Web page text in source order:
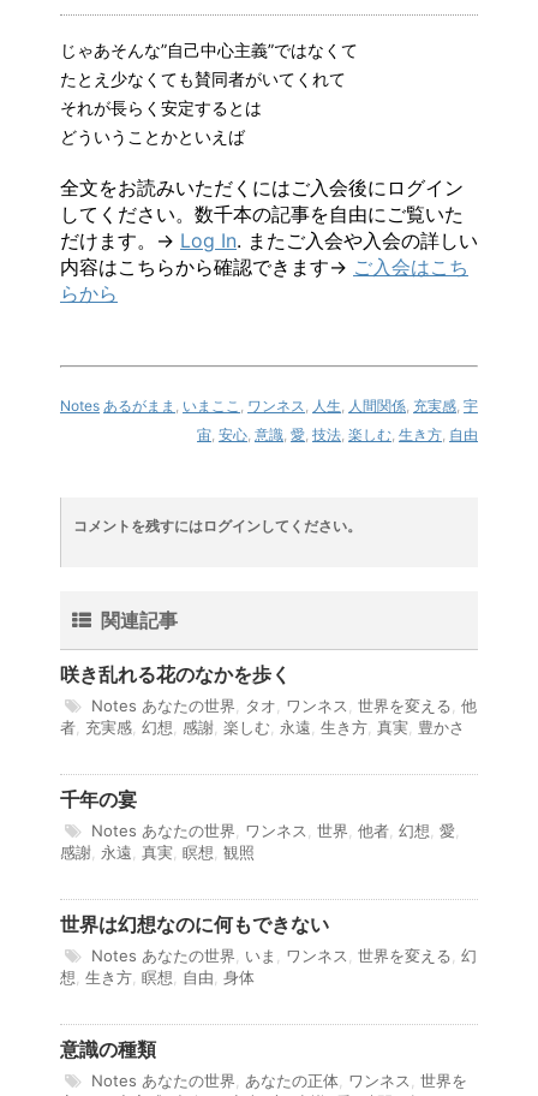
じゃあそんな”自己中心主義”ではなくて
たとえ少なくても賛同者がいてくれて
それが長らく安定するとは
どういうことかといえば
全文をお読みいただくにはご入会後にログイン
してください。数千本の記事を自由にご覧いた
だけます。→ Log In. またご入会や入会の詳しい
内容はこちらから確認できます→ ご入会はこち
らから
Notes あるがまま , いまここ , ワンネス, 人生, 人間関係, 充実感, 宇
宙, 安心, 意識, 愛, 技法, 楽しむ, 生き方, 自由
コメントを残すにはログインしてください。
関連記事
咲き乱れる花のなかを歩く
Notes あなたの世界 タオ ワンネス 世界を変える 他
者 充実感 幻想 感謝 楽しむ 永遠 生き方 真実 豊かさ
千年の宴
Notes あなたの世界 ワンネス 世界 他者 幻想 愛
感謝 永遠 真実 瞑想 観照
世界は幻想なのに何もできない
Notes あなたの世界 いま ワンネス 世界を変える 幻
想 生き方 瞑想 自由 身体
意識の種類
Notes あなたの世界 あなたの正体 ワンネス
世界を